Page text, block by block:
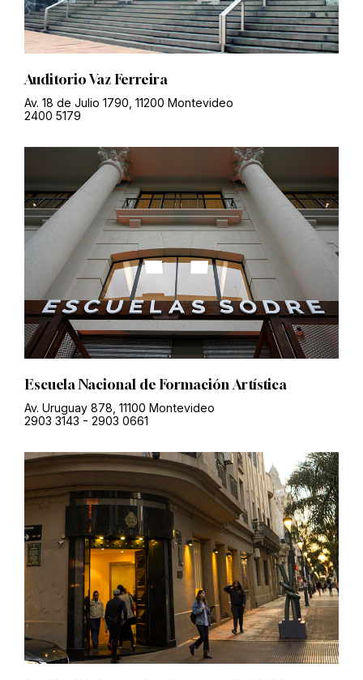
Auditorio Vaz Ferreira
Av. 18 de Julio 1790, 11200 Montevideo
2400 5179
Escuela Nacional de Formación Artística
Av. Uruguay 878, 11100 Montevideo
2903 3143 - 2903 0661